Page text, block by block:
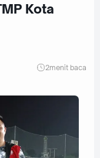
Kota
2menit baca